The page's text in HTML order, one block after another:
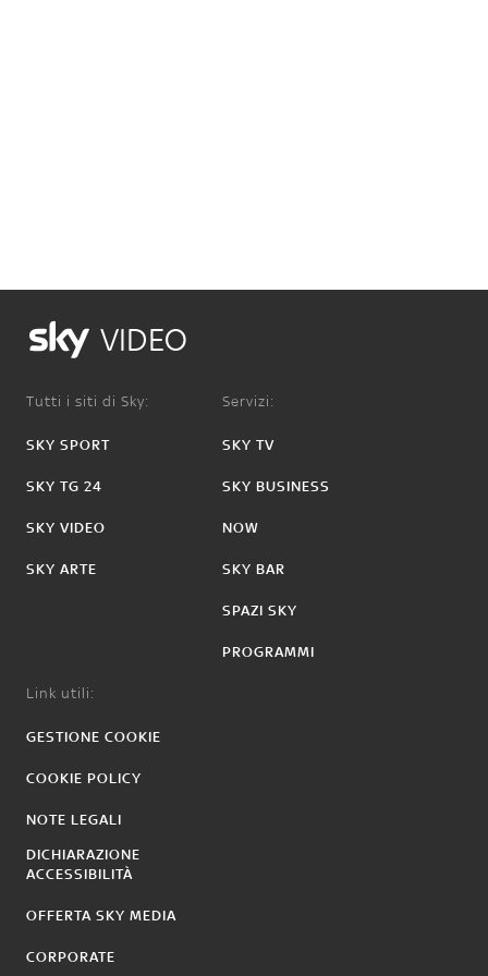
VIDEO
Tutti i siti di Sky:
SKY SPORT
SKY TG 24
SKY VIDEO
SKY ARTE
Servizi:
SKY TV
SKY BUSINESS
NOW
SKY BAR
SPAZI SKY
PROGRAMMI
Link utili:
GESTIONE COOKIE
COOKIE POLICY
NOTE LEGALI
DICHIARAZIONE
ACCESSIBILITÀ
OFFERTA SKY MEDIA
CORPORATE